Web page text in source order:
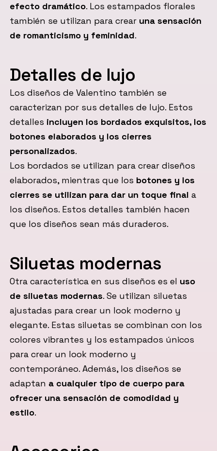
efecto dramático. Los estampados florales
también se utilizan para crear una sensación
de romanticismo y feminidad.
Detalles de lujo
Los diseños de Valentino también se
caracterizan por sus detalles de lujo. Estos
detalles incluyen los bordados exquisitos, los
botones elaborados y los cierres
personalizados.
Los bordados se utilizan para crear diseños
elaborados, mientras que los botones y los
cierres se utilizan para dar un toque final a
los diseños. Estos detalles también hacen
que los diseños sean más duraderos.
Siluetas modernas
Otra característica en sus diseños es el uso
de siluetas modernas. Se utilizan siluetas
ajustadas para crear un look moderno y
elegante. Estas siluetas se combinan con los
colores vibrantes y los estampados únicos
para crear un look moderno y
contemporáneo. Además, los diseños se
adaptan a cualquier tipo de cuerpo para
ofrecer una sensación de comodidad y
estilo.